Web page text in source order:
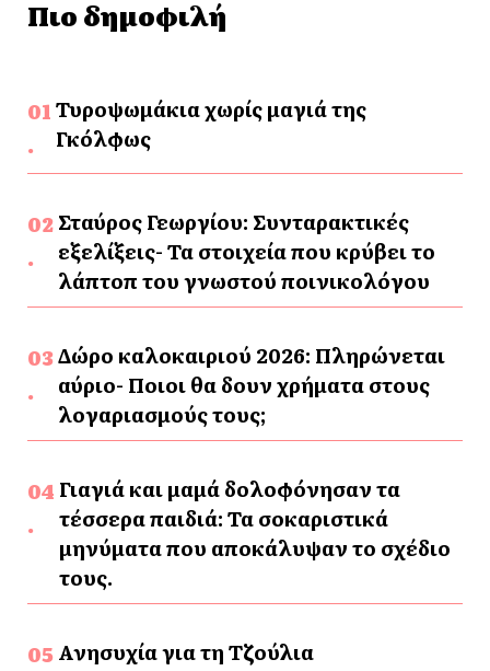
Πιο δημοφιλή
Τυροψωμάκια χωρίς μαγιά της
Γκόλφως
Σταύρος Γεωργίου: Συνταρακτικές
εξελίξεις- Τα στοιχεία που κρύβει το
λάπτοπ του γνωστού ποινικολόγου
Δώρο καλοκαιριού 2026: Πληρώνεται
αύριο- Ποιοι θα δουν χρήματα στους
λογαριασμούς τους;
Γιαγιά και μαμά δολοφόνησαν τα
τέσσερα παιδιά: Τα σοκαριστικά
μηνύματα που αποκάλυψαν το σχέδιο
τους.
Ανησυχία για τη Τζούλια